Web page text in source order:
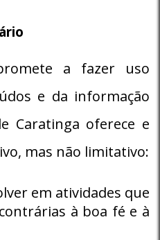
a fazer uso
e da informação
Caratinga oferece e
mas não limitativo:
em atividades que
à boa fé e à